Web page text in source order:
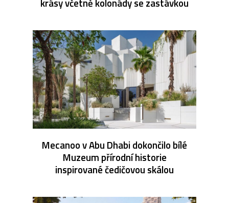
Mecanoo v Abu Dhabi dokončilo bílé
Muzeum přírodní historie
inspirované čedičovou skálou